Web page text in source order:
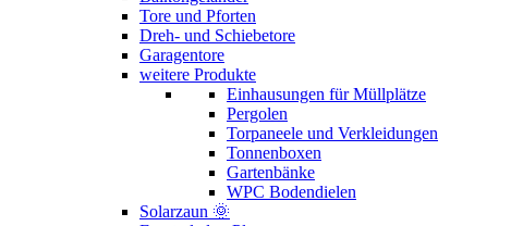
Tore und Pforten
Dreh- und Schiebetore
Garagentore
weitere Produkte
Einhausungen für Müllplätze
Pergolen
Torpaneele und Verkleidungen
Tonnenboxen
Gartenbänke
WPC Bodendielen
Solarzaun 🌞